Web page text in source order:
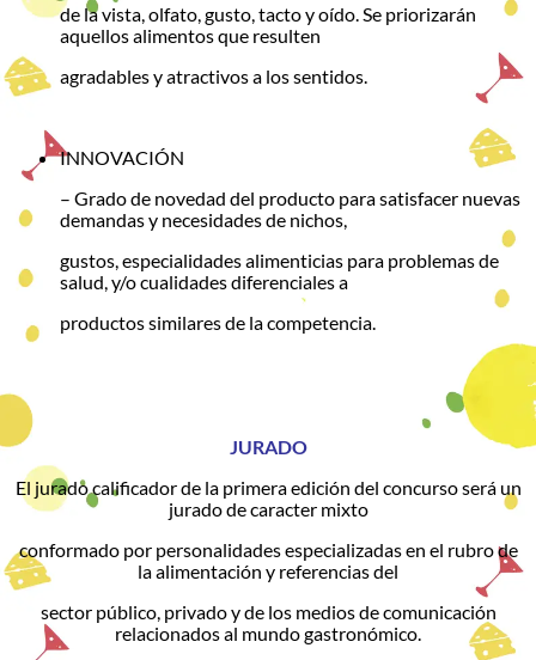
de la vista, olfato, gusto, tacto y oído. Se priorizarán
aquellos alimentos que resulten
agradables y atractivos a los sentidos.
INNOVACIÓN
– Grado de novedad del producto para satisfacer nuevas
demandas y necesidades de nichos,
gustos, especialidades alimenticias para problemas de
salud, y/o cualidades diferenciales a
productos similares de la competencia.
JURADO
El jurado calificador de la primera edición del concurso será un
jurado de caracter mixto
conformado por personalidades especializadas en el rubro de
la alimentación y referencias del
sector público, privado y de los medios de comunicación
relacionados al mundo gastronómico.